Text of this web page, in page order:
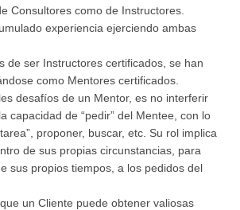
Consultores como de Instructores.
experiencia ejerciendo ambas
de ser Instructores certificados, se han
como Mentores certificados.
desafíos de un Mentor, es no interferir
capacidad de “pedir” del Mentee, con lo
proponer, buscar, etc. Su rol implica
de sus propias circunstancias, para
sus propios tiempos, a los pedidos del
un Cliente puede obtener valiosas